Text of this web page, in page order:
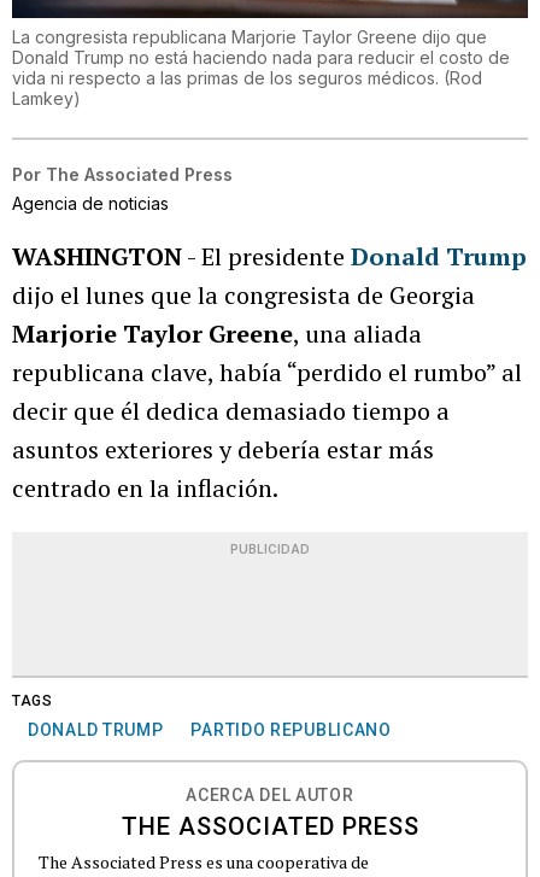
La congresista republicana Marjorie Taylor Greene dijo que
Donald Trump no está haciendo nada para reducir el costo de
vida ni respecto a las primas de los seguros médicos. (Rod
Lamkey)
Por The Associated Press
Agencia de noticias
WASHINGTON- El presidente Donald Trump
dijo el lunes que la congresista de Georgia
Marjorie Taylor Greene, una aliada
republicana clave, había “perdido el rumbo” al
decir que él dedica demasiado tiempo a
asuntos exteriores y debería estar más
centrado en la inflación.
PUBLICIDAD
TAGS
DONALD TRUMP PARTIDO REPUBLICANO
ACERCA DEL AUTOR
THE ASSOCIATED PRESS
The Associated Press es una cooperativa de